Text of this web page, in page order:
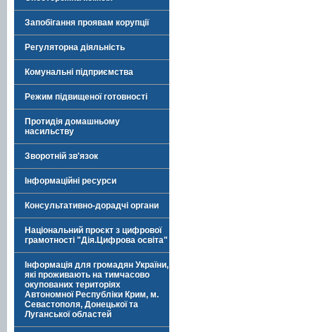
Запобігання проявам корупції
Регуляторна діяльність
Комунальні підприємства
Режим підвищеної готовності
Протидія домашньому
насильству
Зворотній зв'язок
Інформаційні ресурси
Консультативно-дорадчі органи
Національний проєкт з цифрової
грамотності "Дія.Цифрова освіта"
Інформація для громадян України,
які проживають на тимчасово
окупованих територіях
Автономної Республіки Крим, м.
Севастополя, Донецької та
Луганської областей